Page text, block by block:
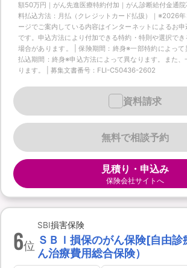
額50万円｜がん先進医療特約付加｜がん診断給付金通
料払込方法：月払（クレジットカード払扱）｜※2026
ージでご案内している内容はインターネットによるお
です。申込方法により付加できる特約・特則や選択で
場合があります。 | 保険期間：終身※一部特約によっ
払込期間：終身※申込方法によって異なります。また、
ります。 | 募集文書番号：FLI-C50436-2602
無料で相談予約
資料請求
見積り・申込み
保険会社サイトへ
6位
SBI損害保険
ＳＢＩ損保のがん保険[自由
ん治療費用総合保険）